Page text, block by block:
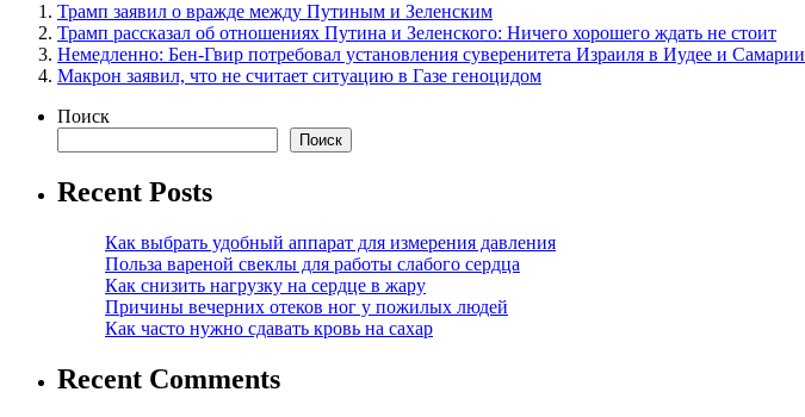
Трамп заявил о вражде между Путиным и Зеленским
Трамп рассказал об отношениях Путина и Зеленского: Ничего хорошего ждать не стоит
Немедленно: Бен-Гвир потребовал установления суверенитета Израиля в Иудее и Самарии
Макрон заявил, что не считает ситуацию в Газе геноцидом
Поиск
Поиск
Recent Posts
Как выбрать удобный аппарат для измерения давления
Польза вареной свеклы для работы слабого сердца
Как снизить нагрузку на сердце в жару
Причины вечерних отеков ног у пожилых людей
Как часто нужно сдавать кровь на сахар
Recent Comments